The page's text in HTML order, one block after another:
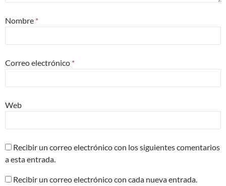
Nombre *
Correo electrónico *
Web
Recibir un correo electrónico con los siguientes comentarios
a esta entrada.
Recibir un correo electrónico con cada nueva entrada.